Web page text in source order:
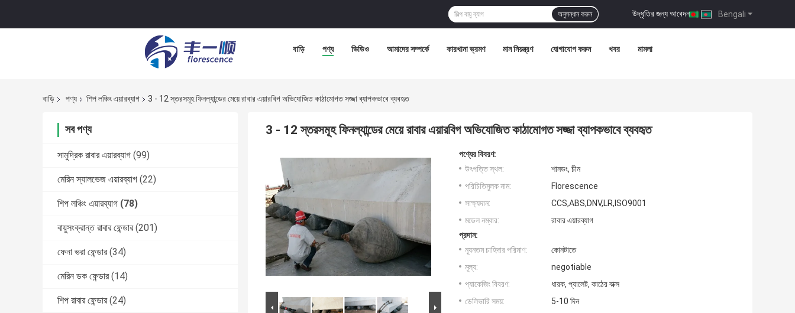
Bengali
উদ্ধৃতির জন্য আবেদন |
অনুসন্ধান করুন
বাড়ি পণ্য ভিডিও আমাদের সম্পর্কে কারখানা ভ্রমণ মান নিয়ন্ত্রণ যোগাযোগ করুন খবর মামলা
বাড়ি পণ্য শিপ লঞ্চিং এয়ারব্যাগ 3 - 12 স্তরসমূহ ফিনল্যান্ডের মেয়ে রাবার এয়ারবিগ অভিযোজিত কাঠামোগত সজ্জা ব্যাপকভাবে ব্যবহৃত
সব পণ্য
সামুদ্রিক রাবার এয়ারব্যাগ (99)
মেরিন স্যালভেজ এয়ারব্যাগ (22)
শিপ লঞ্চিং এয়ারব্যাগ (78)
বায়ুসংক্রান্ত রাবার ফেন্ডার (201)
ফেনা ভরা ফেন্ডার (34)
মেরিন ডক ফেন্ডার (14)
শিপ রাবার ফেন্ডার (24)
3 - 12 স্তরসমূহ ফিনল্যান্ডের মেয়ে রাবার এয়ারবিগ অভিযোজিত কাঠামোগত সজ্জা ব্যাপকভাবে ব্যবহৃত
পণ্যের বিবরণ:
উৎপত্তি স্থল:
শানডং, চীন
পরিচিতিমুলক নাম:
Florescence
সাক্ষ্যদান:
CCS,ABS,DNV,LR,ISO9001
মডেল নম্বার:
রাবার এয়ারব্যাগ
প্রদান:
ন্যূনতম চাহিদার পরিমাণ:
কোনটাতে
মূল্য:
negotiable
প্যাকেজিং বিবরণ:
ধারক, প্যালেট, কাঠের বাক্স
ডেলিভারি সময়:
5-10 দিন